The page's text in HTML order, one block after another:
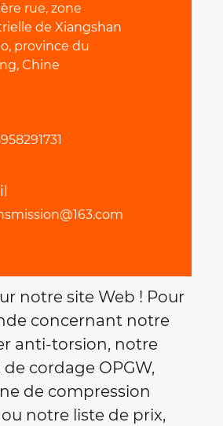
rue, zone
de Xiangshan
province du
Chine
notre site Web ! Pour
concernant notre
anti-torsion, notre
cordage OPGW,
de compression
notre liste de prix,